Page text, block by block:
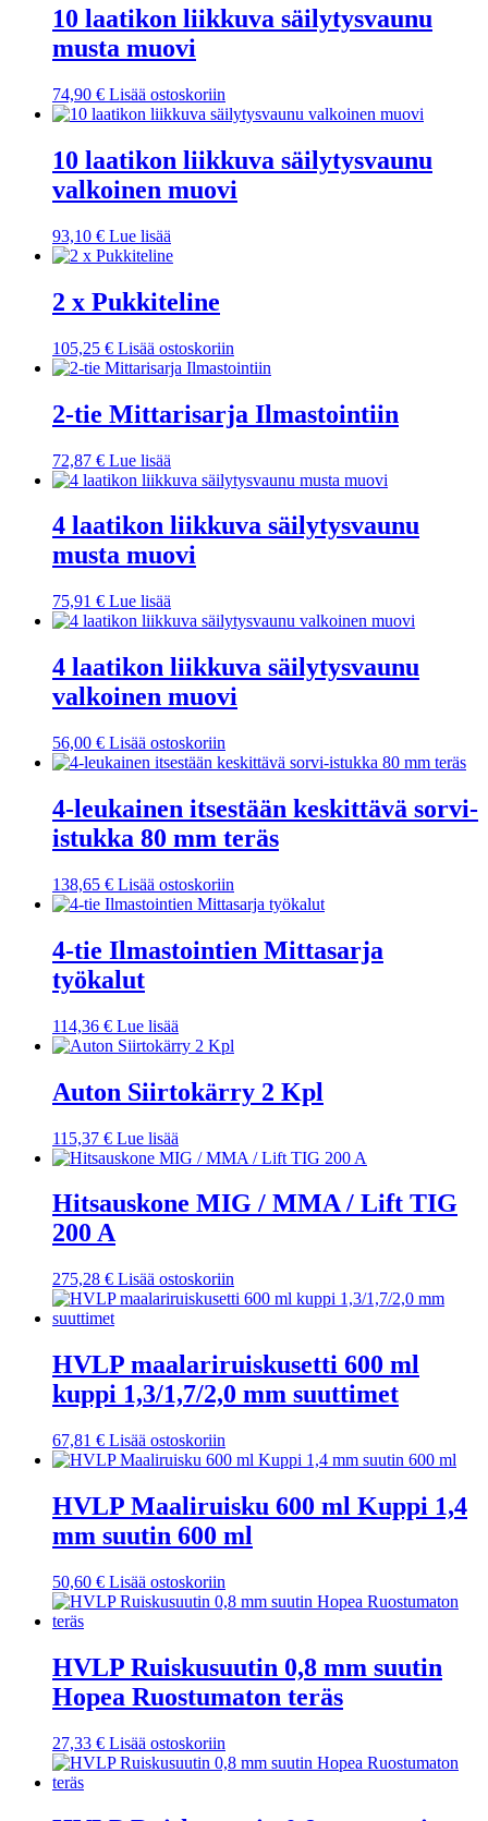
10 laatikon liikkuva säilytysvaunu
musta muovi
74,90 € Lisää ostoskoriin
10 laatikon liikkuva säilytysvaunu
valkoinen muovi
93,10 € Lue lisää
2 x Pukkiteline
105,25 € Lisää ostoskoriin
2-tie Mittarisarja Ilmastointiin
72,87 € Lue lisää
4 laatikon liikkuva säilytysvaunu
musta muovi
75,91 € Lue lisää
4 laatikon liikkuva säilytysvaunu
valkoinen muovi
56,00 € Lisää ostoskoriin
4-leukainen itsestään keskittävä sorvi-
istukka 80 mm teräs
138,65 € Lisää ostoskoriin
4-tie Ilmastointien Mittasarja
työkalut
114,36 € Lue lisää
Auton Siirtokärry 2 Kpl
115,37 € Lue lisää
Hitsauskone MIG / MMA / Lift TIG
200 A
275,28 € Lisää ostoskoriin
HVLP maalariruiskusetti 600 ml
kuppi 1,3/1,7/2,0 mm suuttimet
67,81 € Lisää ostoskoriin
HVLP Maaliruisku 600 ml Kuppi 1,4
mm suutin 600 ml
50,60 € Lisää ostoskoriin
HVLP Ruiskusuutin 0,8 mm suutin
Hopea Ruostumaton teräs
27,33 € Lisää ostoskoriin